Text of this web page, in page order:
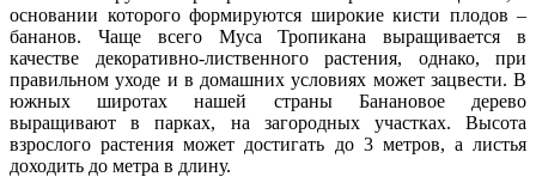
основании которого формируются широкие кисти плодов –
бананов. Чаще всего Муса Тропикана выращивается в
качестве декоративно-лиственного растения, однако, при
правильном уходе и в домашних условиях может зацвести. В
южных широтах нашей страны Банановое дерево
выращивают в парках, на загородных участках. Высота
взрослого растения может достигать до 3 метров, а листья
доходить до метра в длину.